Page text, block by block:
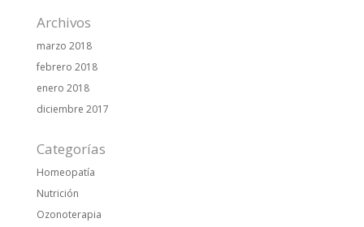
Archivos
marzo 2018
febrero 2018
enero 2018
diciembre 2017
Categorías
Homeopatía
Nutrición
Ozonoterapia